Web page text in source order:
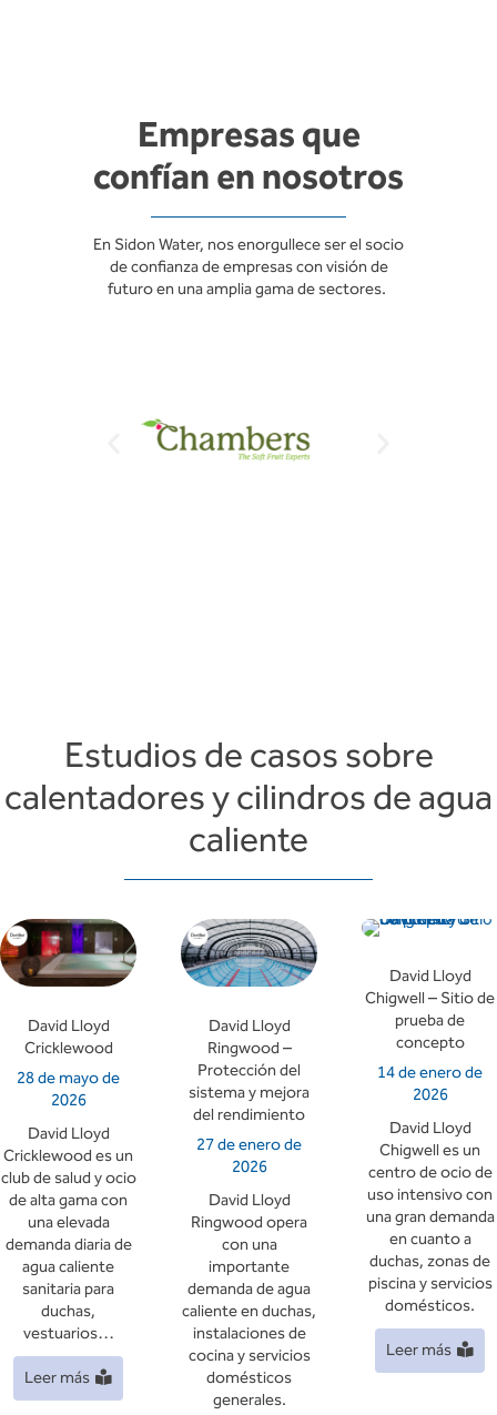
Empresas que
confían en nosotros
En Sidon Water, nos enorgullece ser el socio
de confianza de empresas con visión de
futuro en una amplia gama de sectores.
Estudios de casos sobre
calentadores y cilindros de agua
caliente
David Lloyd
Cricklewood
28 de mayo de
2026
David Lloyd
Cricklewood es un
club de salud y ocio
de alta gama con
una elevada
demanda diaria de
agua caliente
sanitaria para
duchas,
vestuarios…
Leer más
David Lloyd
Ringwood –
Protección del
sistema y mejora
del rendimiento
27 de enero de
2026
David Lloyd
Ringwood opera
con una
importante
demanda de agua
caliente en duchas,
instalaciones de
cocina y servicios
domésticos
generales.
David Lloyd
Chigwell – Sitio de
prueba de
concepto
14 de enero de
2026
David Lloyd
Chigwell es un
centro de ocio de
uso intensivo con
una gran demanda
en cuanto a
duchas, zonas de
piscina y servicios
domésticos.
Leer más